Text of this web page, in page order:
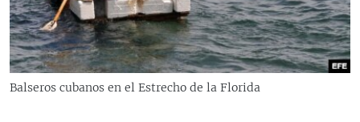
RADIO MARTÍ
ESPECIALES
ESPECIALES
MULTIMEDIA
Balseros cubanos en el Estrecho de la Florida